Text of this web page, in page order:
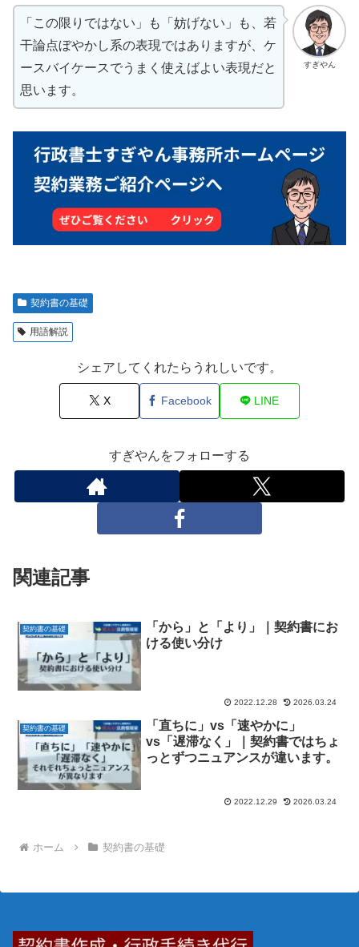
すぎやん
「この限りではない」も「妨げない」も、若
干論点ぼやかし系の表現ではありますが、ケ
ースバイケースでうまく使えばよい表現だと
思います。
契約書の基礎
用語解説
シェアしてくれたらうれしいです。
X Facebook LINE
すぎやんをフォローする
関連記事
契約書の基礎
「から」と「より」｜契約書にお
ける使い分け
2022.12.28 2026.03.24
契約書の基礎
「直ちに」vs「速やかに」
vs「遅滞なく」｜契約書ではちょ
っとずつニュアンスが違います。
2022.12.29 2026.03.24
ホーム 契約書の基礎